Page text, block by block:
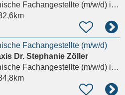
Fachangestellte (m/w/d)in Astert
Fachangestellte (m/w/d)
Dr. Stephanie Zöller
Fachangestellte (m/w/d)in Harbach